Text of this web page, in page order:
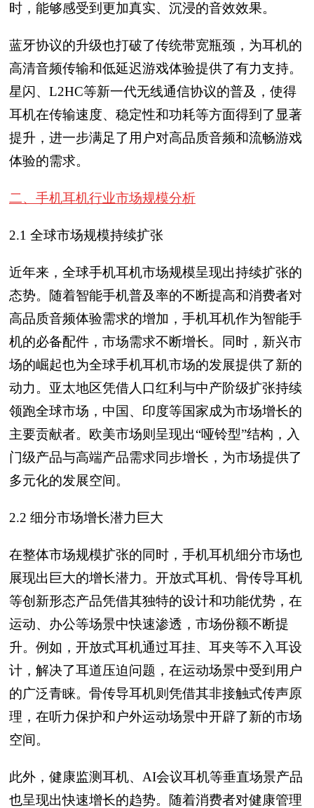
时，能够感受到更加真实、沉浸的音效效果。
蓝牙协议的升级也打破了传统带宽瓶颈，为耳机的
高清音频传输和低延迟游戏体验提供了有力支持。
星闪、L2HC等新一代无线通信协议的普及，使得
耳机在传输速度、稳定性和功耗等方面得到了显著
提升，进一步满足了用户对高品质音频和流畅游戏
体验的需求。
二、手机耳机行业市场规模分析
2.1 全球市场规模持续扩张
近年来，全球手机耳机市场规模呈现出持续扩张的
态势。随着智能手机普及率的不断提高和消费者对
高品质音频体验需求的增加，手机耳机作为智能手
机的必备配件，市场需求不断增长。同时，新兴市
场的崛起也为全球手机耳机市场的发展提供了新的
动力。亚太地区凭借人口红利与中产阶级扩张持续
领跑全球市场，中国、印度等国家成为市场增长的
主要贡献者。欧美市场则呈现出“哑铃型”结构，入
门级产品与高端产品需求同步增长，为市场提供了
多元化的发展空间。
2.2 细分市场增长潜力巨大
在整体市场规模扩张的同时，手机耳机细分市场也
展现出巨大的增长潜力。开放式耳机、骨传导耳机
等创新形态产品凭借其独特的设计和功能优势，在
运动、办公等场景中快速渗透，市场份额不断提
升。例如，开放式耳机通过耳挂、耳夹等不入耳设
计，解决了耳道压迫问题，在运动场景中受到用户
的广泛青睐。骨传导耳机则凭借其非接触式传声原
理，在听力保护和户外运动场景中开辟了新的市场
空间。
此外，健康监测耳机、AI会议耳机等垂直场景产品
也呈现出快速增长的趋势。随着消费者对健康管理